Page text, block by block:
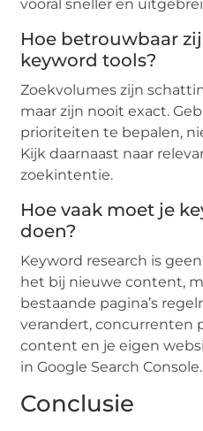
vooral sneller en
Hoe betrouwbaar
keyword tools?
Zoekvolumes zijn
maar zijn nooit exact.
prioriteiten te bepalen,
Kijk daarnaast naar
zoekintentie.
Hoe vaak moet je
doen?
Keyword research is
het bij nieuwe content,
bestaande pagina’s
verandert, concurrenten
content en je eigen
in Google Search Console.
Conclusie